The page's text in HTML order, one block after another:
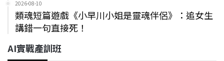
2026-08-10
類魂短篇遊戲《小早川小姐是靈魂伴侶》：追女生
講錯一句直接死！
AI實戰產訓班